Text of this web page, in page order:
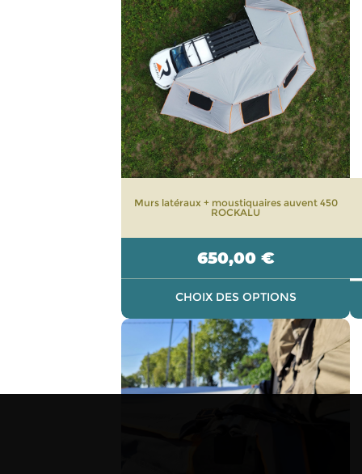
Murs latéraux + moustiquaires auvent 450
ROCKALU
650,00 €
CHOIX DES OPTIONS
plusieurs
variations.
Les
options
peuvent
être
choisies
sur
la
du